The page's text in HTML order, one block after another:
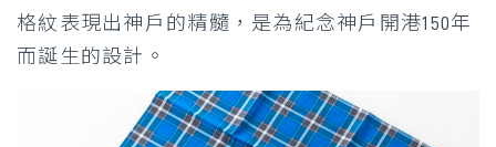
格紋表現出神戶的精髓，是為紀念神戶開港150年
而誕生的設計。